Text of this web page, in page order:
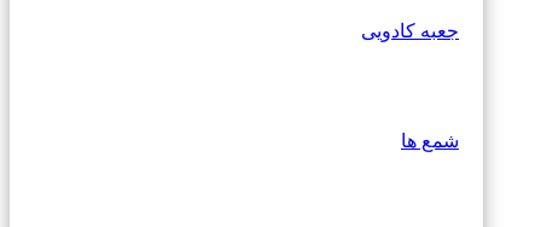
جعبه کادویی
شمع ها